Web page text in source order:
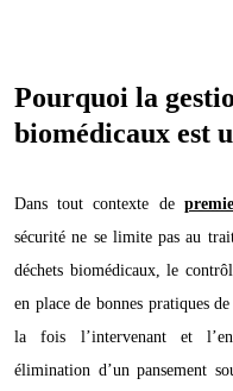
Pourquoi la
biomédicaux est
Dans tout contexte de
sécurité ne se limite pas au
déchets biomédicaux, le
en place de bonnes pratiques
la fois l’intervenant et
élimination d’un pansement